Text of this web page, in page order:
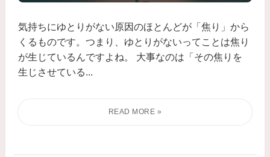
気持ちにゆとりがない原因のほとんどが「焦り」から
くるものです。つまり、ゆとりがないってことは焦り
が生じているんですよね。 大事なのは「その焦りを
生じさせている...